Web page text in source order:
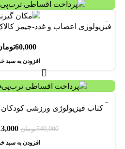
فیزیولوژی اعصاب و غدد-جیمز کالاک-
60,000
افزودن به سبد
کتاب فیزیولوژی ورزشی کودکان
540,000تومان
افزودن به سبد